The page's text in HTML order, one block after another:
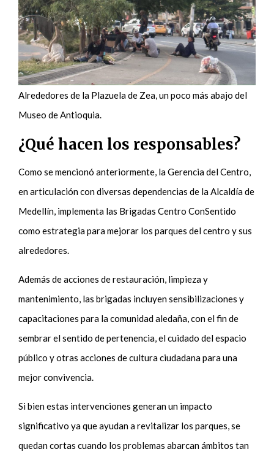
Alrededores de la Plazuela de Zea, un poco más abajo del
Museo de Antioquia.
¿Qué hacen los responsables?
Como se mencionó anteriormente, la Gerencia del Centro,
en articulación con diversas dependencias de la Alcaldía de
Medellín, implementa las Brigadas Centro ConSentido
como estrategia para mejorar los parques del centro y sus
alrededores.
Además de acciones de restauración, limpieza y
mantenimiento, las brigadas incluyen sensibilizaciones y
capacitaciones para la comunidad aledaña, con el fin de
sembrar el sentido de pertenencia, el cuidado del espacio
público y otras acciones de cultura ciudadana para una
mejor convivencia.
Si bien estas intervenciones generan un impacto
significativo ya que ayudan a revitalizar los parques, se
quedan cortas cuando los problemas abarcan ámbitos tan